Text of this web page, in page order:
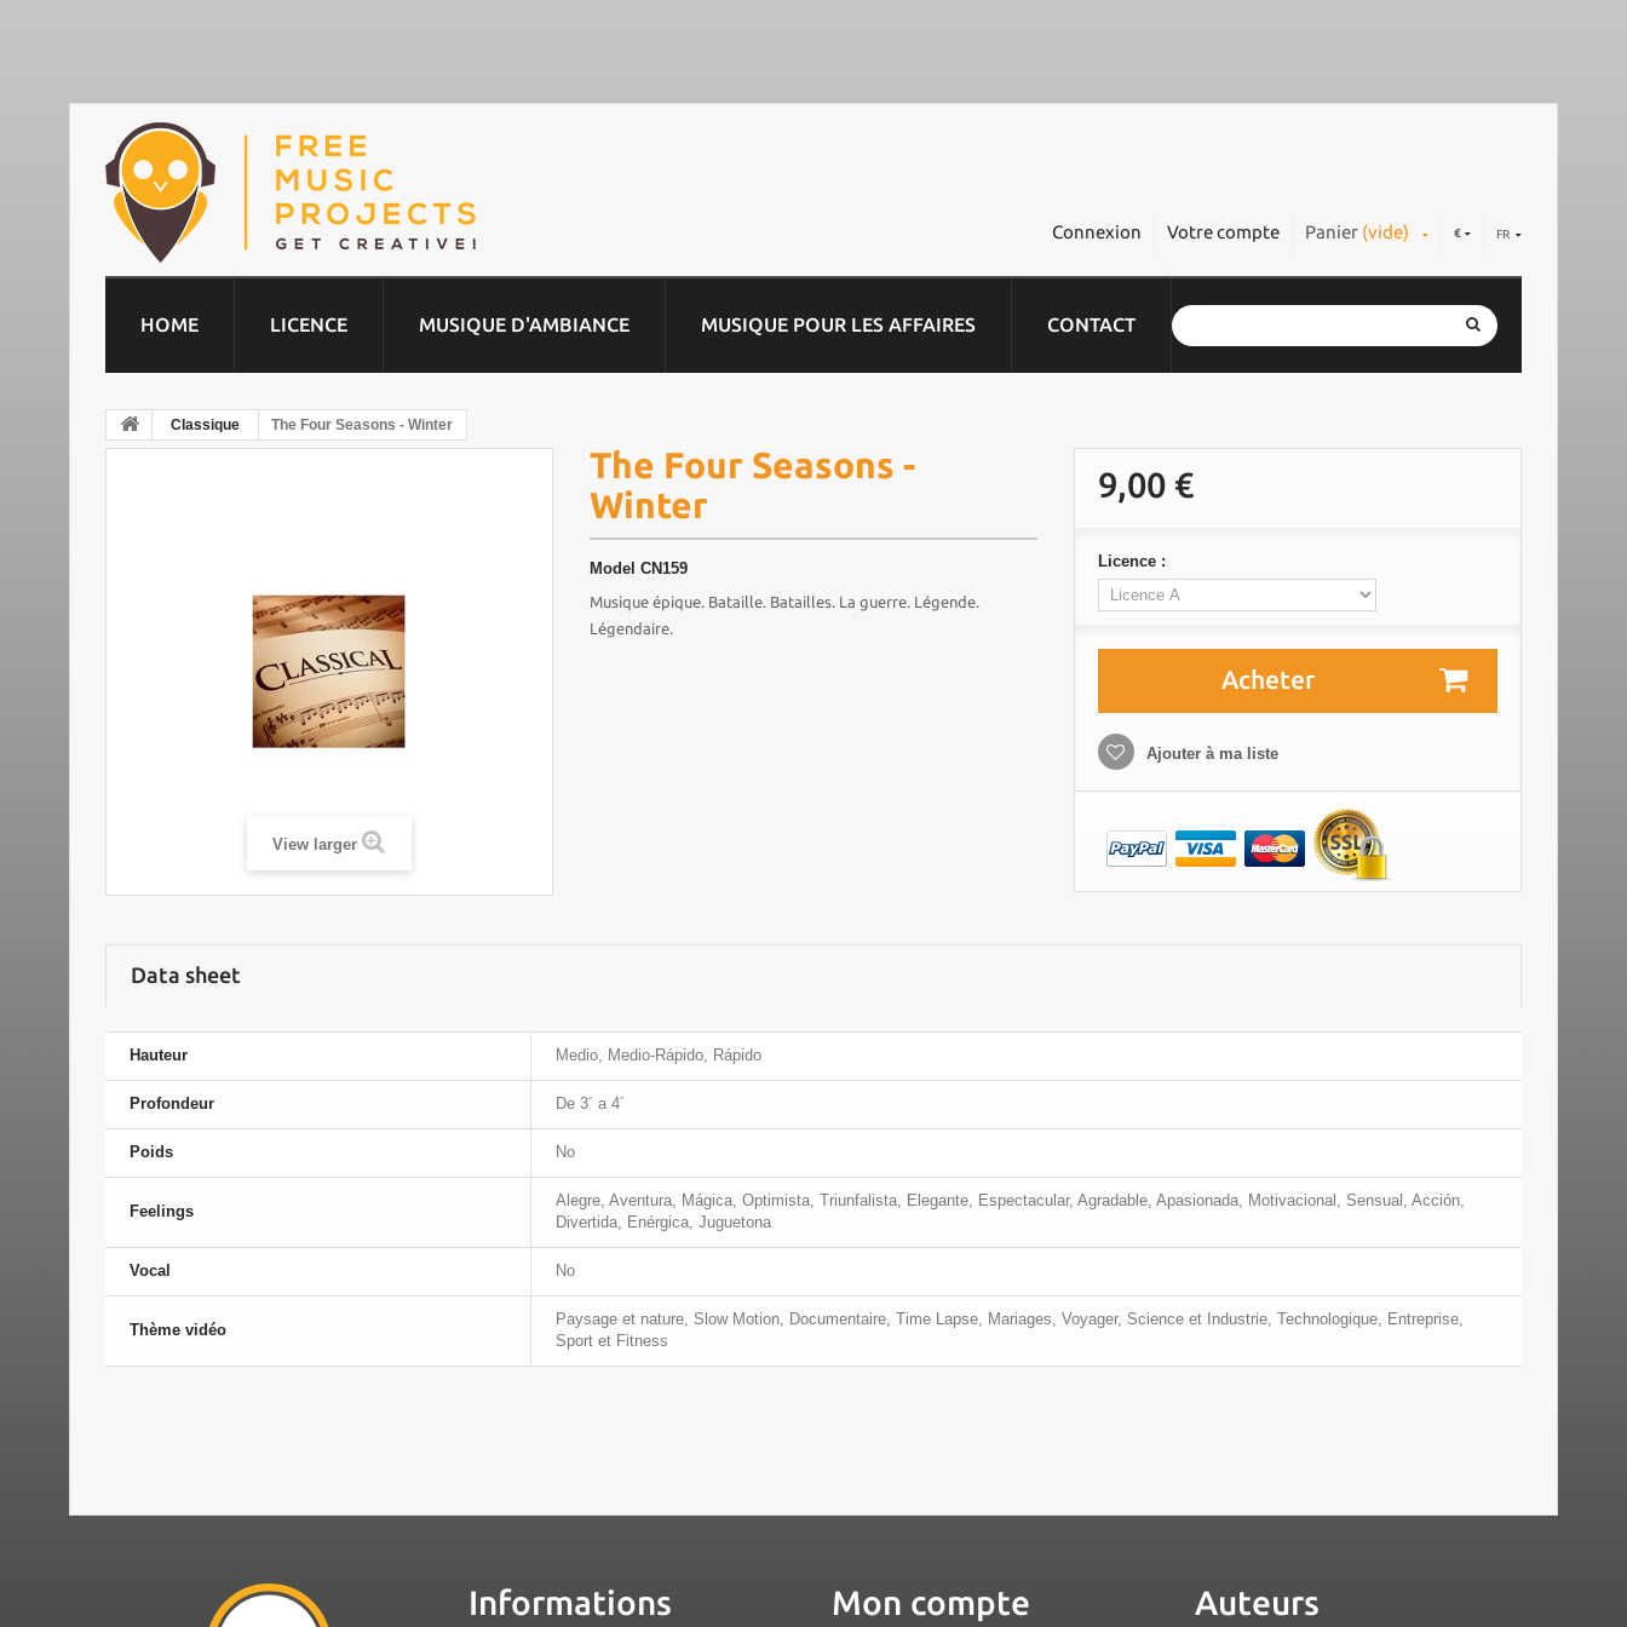
FR
€
Panier (vide)
Votre compte
Connexion
HOME LICENCE MUSIQUE D'AMBIANCE MUSIQUE POUR LES AFFAIRES CONTACT
Classique The Four Seasons - Winter
View larger
The Four Seasons -
Winter
Model CN159
Musique épique. Bataille. Batailles. La guerre. Légende.
Légendaire.
9,00 €
Licence :
Acheter
Ajouter à ma liste
Data sheet
Hauteur Medio, Medio-Rápido, Rápido
Profondeur De 3´ a 4´
Poids No
Feelings
Alegre, Aventura, Mágica, Optimista, Triunfalista, Elegante, Espectacular, Agradable, Apasionada, Motivacional, Sensual, Acción,
Divertida, Enérgica, Juguetona
Vocal No
Thème vidéo
Paysage et nature, Slow Motion, Documentaire, Time Lapse, Mariages, Voyager, Science et Industrie, Technologique, Entreprise,
Sport et Fitness
Informations Mon compte Auteurs